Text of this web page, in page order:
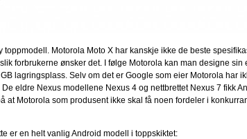
Motorola Moto X har kanskje ikke de beste
forbrukerne ønsker det. I følge Motorola kan man designe sin
lagringsplass. Selv om det er Google som eier Motorola har
eldre Nexus modellene Nexus 4 og nettbrettet Nexus 7 fikk
at Motorola som produsent ikke skal få noen fordeler i
er en helt vanlig Android modell i toppskiktet: